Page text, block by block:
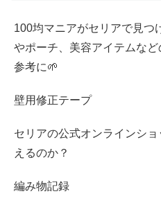
100均マニアがセリアで見つ
やポーチ、美容アイテムな
参考に🌱
壁用修正テープ
セリアの公式オンラインシ
えるのか？
編み物記録